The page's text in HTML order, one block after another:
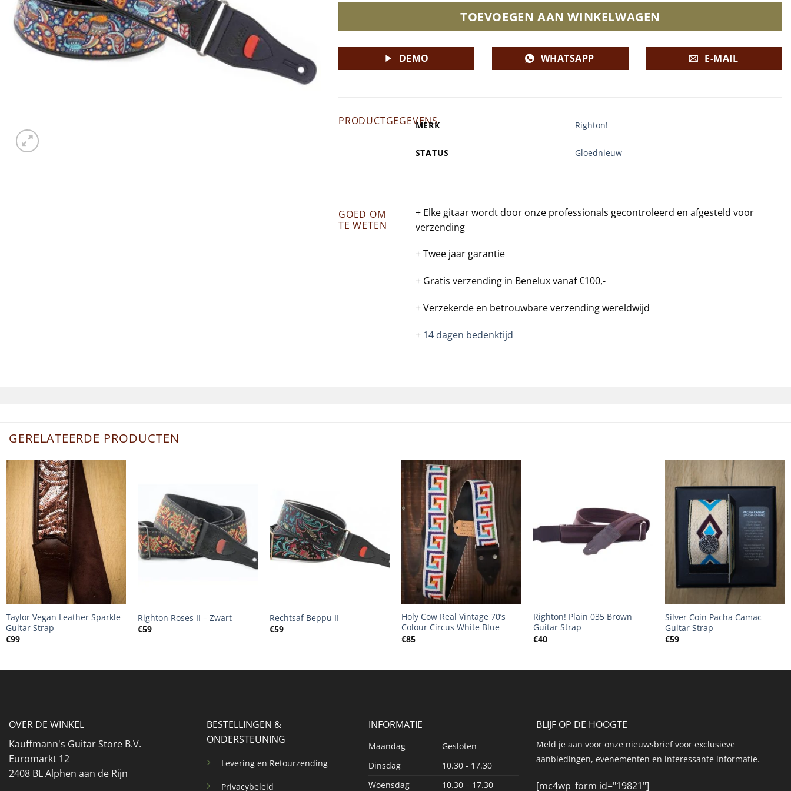
TOEVOEGEN AAN WINKELWAGEN
DEMO WHATSAPP E-MAIL
PRODUCTGEGEVENS
MERK Righton!
STATUS Gloednieuw
GOED OM
TE WETEN
+ Elke gitaar wordt door onze professionals gecontroleerd en afgesteld voor
verzending
+ Twee jaar garantie
+ Gratis verzending in Benelux vanaf €100,-
+ Verzekerde en betrouwbare verzending wereldwijd
+ 14 dagen bedenktijd
GERELATEERDE PRODUCTEN
+
Taylor Vegan Leather Sparkle
Guitar Strap
€99
Righton Roses II – Zwart
€59
Rechtsaf Beppu II
€59
Holy Cow Real Vintage 70’s
Colour Circus White Blue
€85
Righton! Plain 035 Brown
Guitar Strap
€40
Silver Coin Pacha Camac
Guitar Strap
€59
OVER DE WINKEL
Kauffmann's Guitar Store B.V.
Euromarkt 12
2408 BL Alphen aan de Rijn
BESTELLINGEN &
ONDERSTEUNING
Levering en Retourzending
Privacybeleid
INFORMATIE
Maandag
Gesloten
Dinsdag
10.30 - 17.30
Woensdag
10.30 – 17.30
BLIJF OP DE HOOGTE
Meld je aan voor onze nieuwsbrief voor exclusieve
aanbiedingen, evenementen en interessante informatie.
[mc4wp_form id="19821"]